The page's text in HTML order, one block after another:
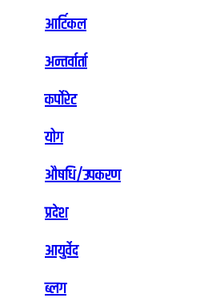
आर्टिकल
अन्तर्वार्ता
कर्पोरेट
योग
औषधि/उपकरण
प्रदेश
आयुर्वेद
ब्लग